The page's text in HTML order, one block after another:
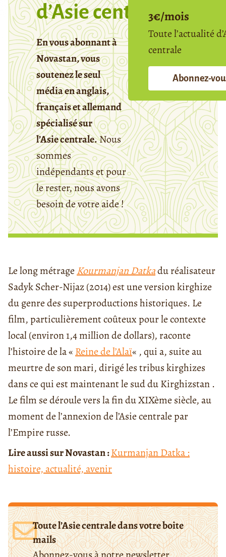
d’Asie centrale
En vous abonnant à
Novastan, vous
soutenez le seul
média en anglais,
français et allemand
spécialisé sur
l’Asie centrale.Nous
sommes
indépendants et pour
le rester, nous avons
besoin de votre aide !
3€/mois
Toute l’actualité
centrale
Abonnez-
Le long métrage Kourmanjan Datkadu réalisateur
Sadyk Scher-Nijaz (2014) est une version kirghize
du genre des superproductions historiques. Le
film, particulièrement coûteux pour le contexte
local (environ 1,4 million de dollars), raconte
l’histoire de la « Reine de l’Alaï« , qui a, suite au
meurtre de son mari, dirigé les tribus kirghizes
dans ce qui est maintenant le sud du Kirghizstan .
Le film se déroule vers la fin du XIXème siècle, au
moment de l’annexion de l’Asie centrale par
l’Empire russe.
Lire aussi sur Novastan :Kurmanjan Datka :
histoire, actualité, avenir
Toute l’Asie centrale dans votre boite
mails